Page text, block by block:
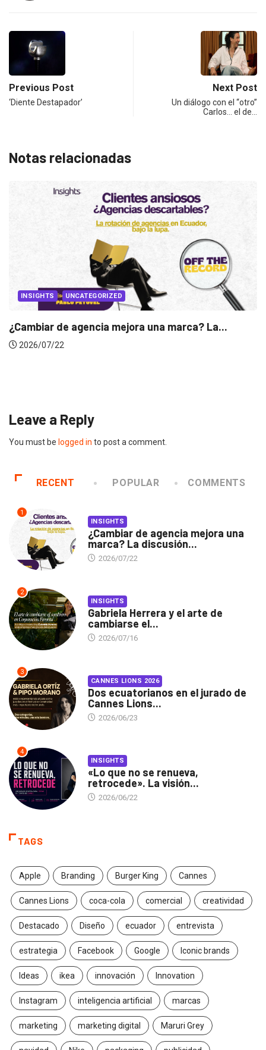
Previous Post
‘Diente Destapador’
Next Post
Un diálogo con el “otro”
Carlos… el de…
Notas relacionadas
INSIGHTS
Leave a Reply
You must be logged in to post a comment.
RECENT POPULAR COMMENTS
1
INSIGHTS
¿Cambiar de agencia mejora una
marca? La discusión...
2026/07/22
2
INSIGHTS
Gabriela Herrera y el arte de
cambiarse el...
2026/07/16
3
CANNES LIONS 2026
Dos ecuatorianos en el jurado de
Cannes Lions...
2026/06/23
4
INSIGHTS
«Lo que no se renueva,
retrocede». La visión...
2026/06/22
TAGS
Apple Branding Burger King Cannes
Cannes Lions coca-cola comercial creatividad
Destacado Diseño ecuador entrevista
estrategia Facebook Google Iconic brands
Ideas ikea innovación Innovation
Instagram inteligencia artificial marcas
marketing marketing digital Maruri Grey